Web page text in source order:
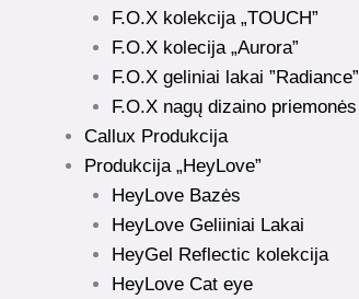
F.O.X kolekcija „TOUCH”
F.O.X kolecija „Aurora”
F.O.X geliniai lakai ”Radiance”
F.O.X nagų dizaino priemonės
Callux Produkcija
Produkcija „HeyLove”
HeyLove Bazės
HeyLove Geliiniai Lakai
HeyGel Reflectic kolekcija
HeyLove Cat eye